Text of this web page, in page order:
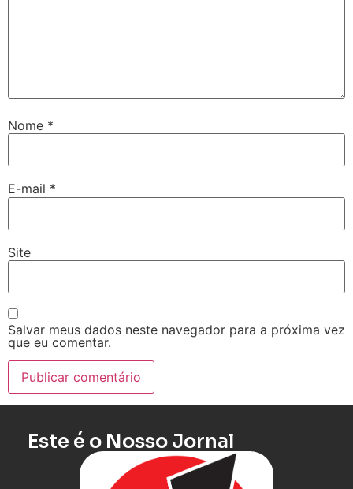
Nome *
E-mail *
Site
Salvar meus dados neste navegador para a próxima vez
que eu comentar.
Este é o Nosso Jornal